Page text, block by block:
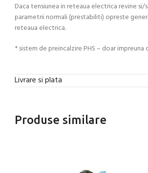
Daca tensiunea in reteaua electrica revine si/
parametrii normali (prestabiliti) opreste
reteaua electrica.
* sistem de preincalzire PHS – doar impreuna
Livrare si plata
Produse similare